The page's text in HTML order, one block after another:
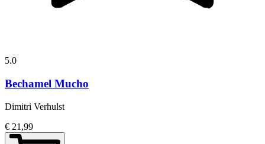
5.0
Bechamel Mucho
Dimitri Verhulst
€ 21,99